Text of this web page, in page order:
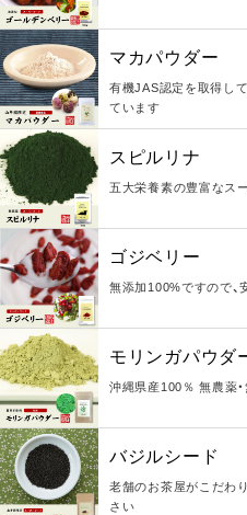
マカパウダー
有機JAS認定を取得し
ています
スピルリナ
五大栄養素の豊富なス
ゴジベリー
無添加100%ですので
モリンガパウダ
沖縄県産100％ 無農薬
バジルシード
老舗のお茶屋がこだわ
さい